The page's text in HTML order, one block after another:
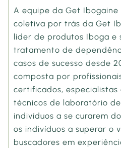
A equipe da Get
coletiva por trás da Get
líder de produtos Iboga e
tratamento de
casos de sucesso desde
composta por
certificados, especialistas
técnicos de laboratório
indivíduos a se curarem
os indivíduos a superar o
buscadores em